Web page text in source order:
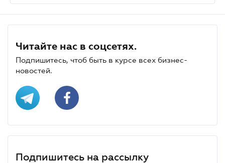
Читайте нас в соцсетях.
Подпишитесь, чтоб быть в курсе всех бизнес-
новостей.
Подпишитесь на рассылку